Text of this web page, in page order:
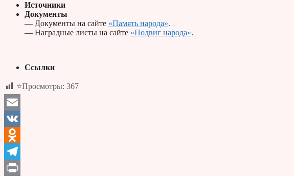
Источники
Документы
— Документы на сайте «Память народа».
— Наградные листы на сайте «Подвиг народа».
Ссылки
⭐Просмотры: 367
Email
VK
Odnoklassniki
Telegram